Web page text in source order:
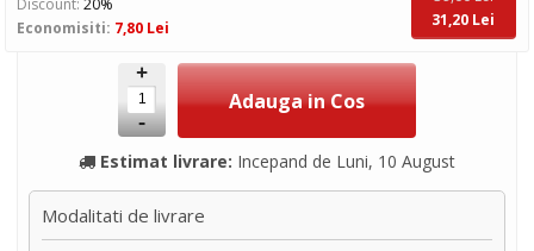
Discount: 20%
Economisiti: 7,80 Lei
31,20 Lei
+
-
Estimat livrare: Incepand de Luni, 10 August
Modalitati de livrare